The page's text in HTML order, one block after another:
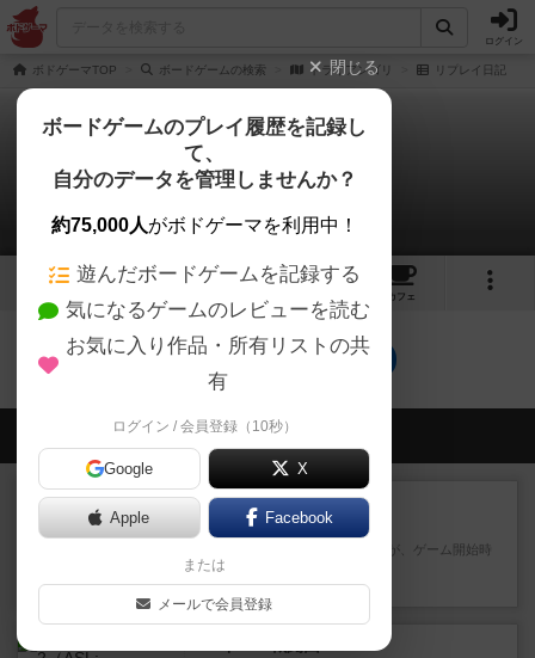
ログイン
ボドゲーマTOP ボードゲームの検索 トライアンゴリ リプレイ日記
トライアンゴリ
0件のリプレイ日記
1 1
カフェ
トライアンゴリのトップに戻る
会員の新しい投稿
レビュー
フィッシェン2
ゲームの流れはフィッシェンだが、ゲーム開始時
はペリカンとエビの2スート...
5分前by うらまこ
閉じる
ボードゲームのプレイ履歴を記録し
て、
自分のデータを管理しませんか？
約75,000人がボドゲーマを利用中！
遊んだボードゲームを記録する
気になるゲームのレビューを読む
お気に入り作品・所有リストの共
有
ログイン / 会員登録（10秒）
Google X
Apple Facebook
または
メールで会員登録